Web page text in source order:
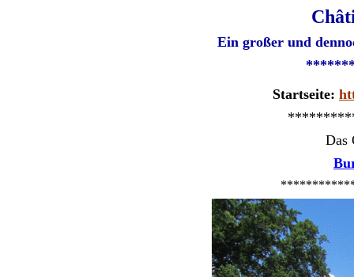
Ein großer und
Startseite:
Das